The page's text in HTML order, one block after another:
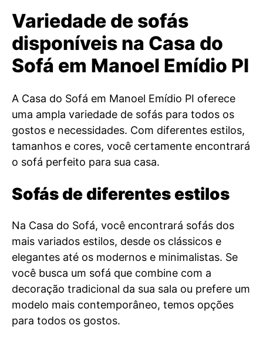
Variedade de sofás
disponíveis na Casa do
Sofá em Manoel Emídio PI
A Casa do Sofá em Manoel Emídio PI oferece
uma ampla variedade de sofás para todos os
gostos e necessidades. Com diferentes estilos,
tamanhos e cores, você certamente encontrará
o sofá perfeito para sua casa.
Sofás de diferentes estilos
Na Casa do Sofá, você encontrará sofás dos
mais variados estilos, desde os clássicos e
elegantes até os modernos e minimalistas. Se
você busca um sofá que combine com a
decoração tradicional da sua sala ou prefere um
modelo mais contemporâneo, temos opções
para todos os gostos.